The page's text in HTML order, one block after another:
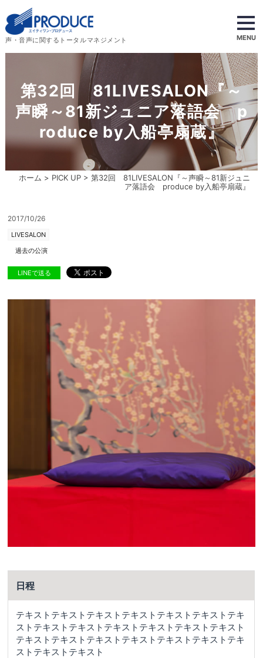
声・音声に関するトータルマネジメント MENU
第32回 81LIVESALON『～
声瞬～81新ジュニア落語会 p
roduce by入船亭扇蔵』
ホーム > PICK UP > 第32回 81LIVESALON『～声瞬～81新ジュニ
ア落語会 produce by入船亭扇蔵』
2017/10/26
LIVESALON
過去の公演
LINEで送る
日程
テキストテキストテキストテキストテキストテキストテキ
ストテキストテキストテキストテキストテキストテキスト
テキストテキストテキストテキストテキストテキストテキ
ストテキストテキスト